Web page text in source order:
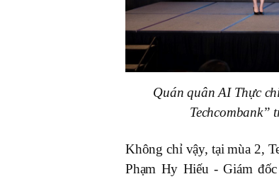
Quán quân AI Thực
Techcombank”
Không chỉ vậy, tại mùa 2,
Phạm Hy Hiếu - Giám